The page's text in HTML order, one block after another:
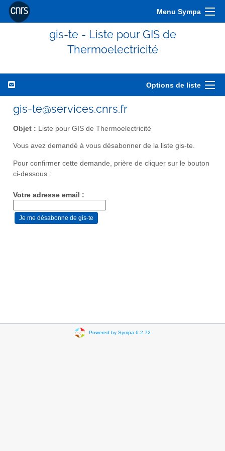
Menu Sympa
gis-te - Liste pour GIS de
Thermoelectricité
Options de liste
gis-te@services.cnrs.fr
Objet : Liste pour GIS de Thermoelectricité
Vous avez demandé à vous désabonner de la liste gis-te.
Pour confirmer cette demande, prière de cliquer sur le bouton
ci-dessous :
Votre adresse email :
Powered by Sympa 6.2.72